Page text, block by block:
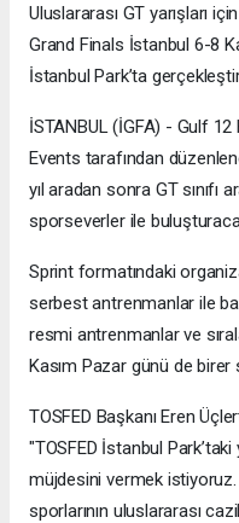
Uluslararası GT yarışları
Grand Finals İstanbul 6-8
İstanbul Park’ta
İSTANBUL (İGFA) - Gulf
Events tarafından
yıl aradan sonra GT sınıfı
sporseverler ile
Sprint formatındaki
serbest antrenmanlar ile
resmi antrenmanlar ve
Kasım Pazar günü de
TOSFED Başkanı Eren
"TOSFED İstanbul Park’taki
müjdesini vermek
sporlarının uluslararası